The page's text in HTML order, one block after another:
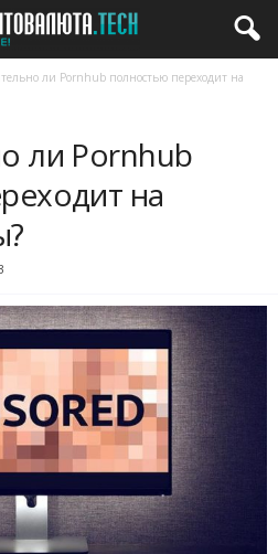
ли Pornhub полностью переходит на
ли Pornhub
на